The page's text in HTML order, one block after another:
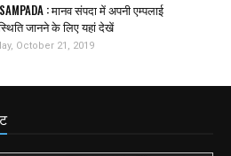
: मानव संपदा में अपनी एम्पलाई
जानने के लिए यहां देखें
October 21, 2019